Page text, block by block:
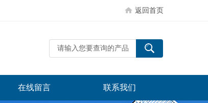
返回首页
在线留言 联系我们